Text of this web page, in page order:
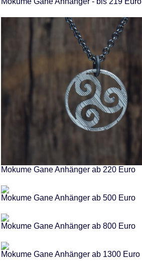
Mokume Gane Anhänger ab 220 Euro
Mokume Gane Anhänger ab 500 Euro
Mokume Gane Anhänger ab 800 Euro
Mokume Gane Anhänger ab 1300 Euro